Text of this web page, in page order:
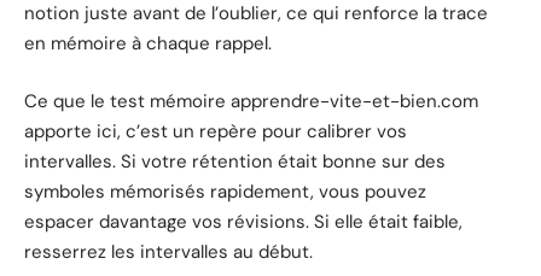
notion juste avant de l’oublier, ce qui renforce la trace
en mémoire à chaque rappel.
Ce que le test mémoire apprendre-vite-et-bien.com
apporte ici, c’est un repère pour calibrer vos
intervalles. Si votre rétention était bonne sur des
symboles mémorisés rapidement, vous pouvez
espacer davantage vos révisions. Si elle était faible,
resserrez les intervalles au début.